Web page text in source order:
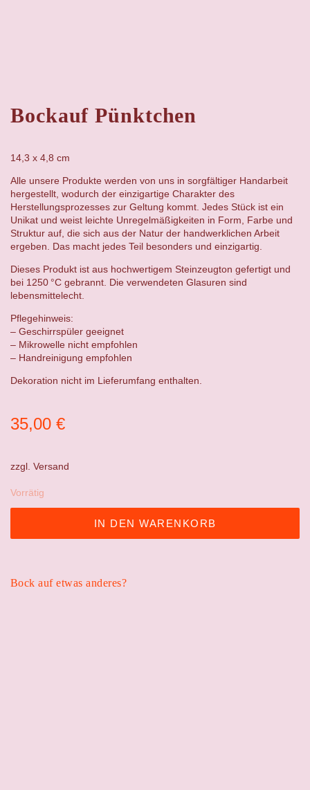
Bockauf Pünktchen
zzgl. Versand
35,00 €
Vorrätig
IN DEN WARENKORB
14,3 x 4,8 cm
Alle unsere Produkte werden von uns in sorgfältiger Handarbeit
hergestellt, wodurch der einzigartige Charakter des
Herstellungsprozesses zur Geltung kommt. Jedes Stück ist ein
Unikat und weist leichte Unregelmäßigkeiten in Form, Farbe und
Struktur auf, die sich aus der Natur der handwerklichen Arbeit
ergeben. Das macht jedes Teil besonders und einzigartig.
Dieses Produkt ist aus hochwertigem Steinzeugton gefertigt und
bei 1250 °C gebrannt. Die verwendeten Glasuren sind
lebensmittelecht.
Pflegehinweis:
– Geschirrspüler geeignet
– Mikrowelle nicht empfohlen
– Handreinigung empfohlen
Dekoration nicht im Lieferumfang enthalten.
Bock auf etwas anderes?